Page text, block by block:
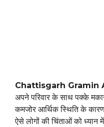
Chattisgarh Gramin
अपने परिवार के साथ पक्के
कमजोर आर्थिक स्थिति के
ऐसे लोगों की चिंताओं को ध्यान